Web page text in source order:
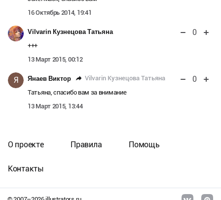
16 Октябрь 2014, 19:41
Vilvarin Кузнецова Татьяна 0
+++
13 Март 2015, 00:12
Я Янаев Виктор Vilvarin Кузнецова Татьяна 0
Татьяна, спасибо вам за внимание
13 Март 2015, 13:44
О проекте Правила Помощь
Контакты